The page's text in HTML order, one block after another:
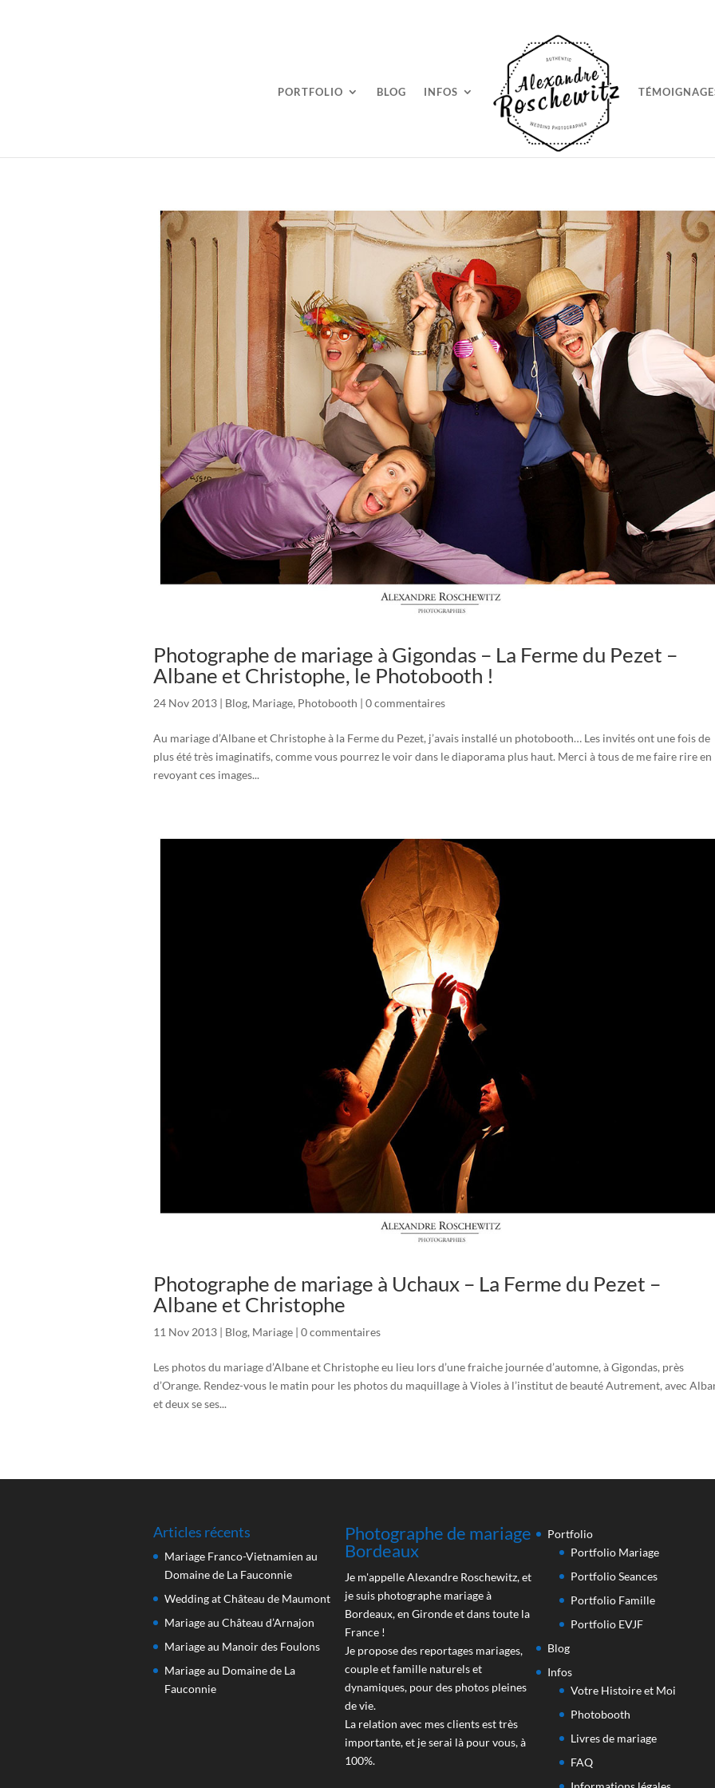
PORTFOLIO BLOG INFOS
Photographe de mariage à Gigondas – La Ferme du Pezet –
Albane et Christophe, le Photobooth !
24 Nov 2013 | Blog, Mariage, Photobooth | 0 commentaires
Au mariage d’Albane et Christophe à la Ferme du Pezet, j’avais installé un photobooth… Les invités ont une fois de
plus été très imaginatifs, comme vous pourrez le voir dans le diaporama plus haut. Merci à tous de me faire rire en
revoyant ces images...
Photographe de mariage à Uchaux – La Ferme du Pezet –
Albane et Christophe
11 Nov 2013 | Blog, Mariage | 0 commentaires
Les photos du mariage d’Albane et Christophe eu lieu lors d’une fraiche journée d’automne, à Gigondas, près
d’Orange. Rendez-vous le matin pour les photos du maquillage à Violes à l’institut de beauté Autrement, avec
et deux se ses...
Articles récents
Mariage Franco-Vietnamien au
Domaine de La Fauconnie
Wedding at Château de Maumont
Mariage au Château d’Arnajon
Mariage au Manoir des Foulons
Mariage au Domaine de La
Fauconnie
Photographe de mariage
Bordeaux
Je m'appelle Alexandre Roschewitz, et
je suis photographe mariage à
Bordeaux, en Gironde et dans toute la
France !
Je propose des reportages mariages,
couple et famille naturels et
dynamiques, pour des photos pleines
de vie.
La relation avec mes clients est très
importante, et je serai là pour vous, à
100%.
Portfolio
Portfolio Mariage
Portfolio Seances
Portfolio Famille
Portfolio EVJF
Blog
Infos
Votre Histoire et Moi
Photobooth
Livres de mariage
FAQ